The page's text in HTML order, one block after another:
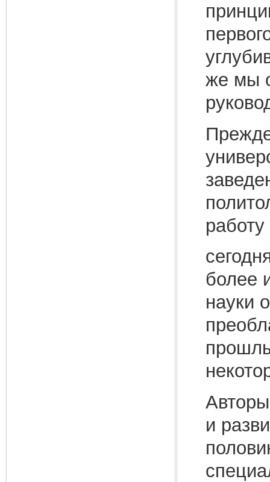
же мы
более
науки
и